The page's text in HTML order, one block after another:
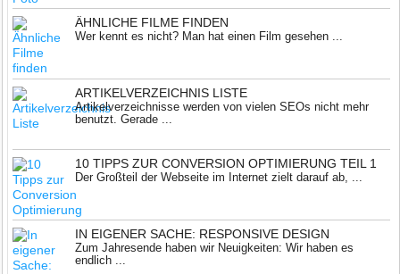
ÄHNLICHE FILME FINDEN
Wer kennt es nicht? Man hat einen Film gesehen ...
ARTIKELVERZEICHNIS LISTE
Artikelverzeichnisse werden von vielen SEOs nicht mehr
benutzt. Gerade ...
10 TIPPS ZUR CONVERSION OPTIMIERUNG TEIL 1
Der Großteil der Webseite im Internet zielt darauf ab, ...
IN EIGENER SACHE: RESPONSIVE DESIGN
Zum Jahresende haben wir Neuigkeiten: Wir haben es
endlich ...